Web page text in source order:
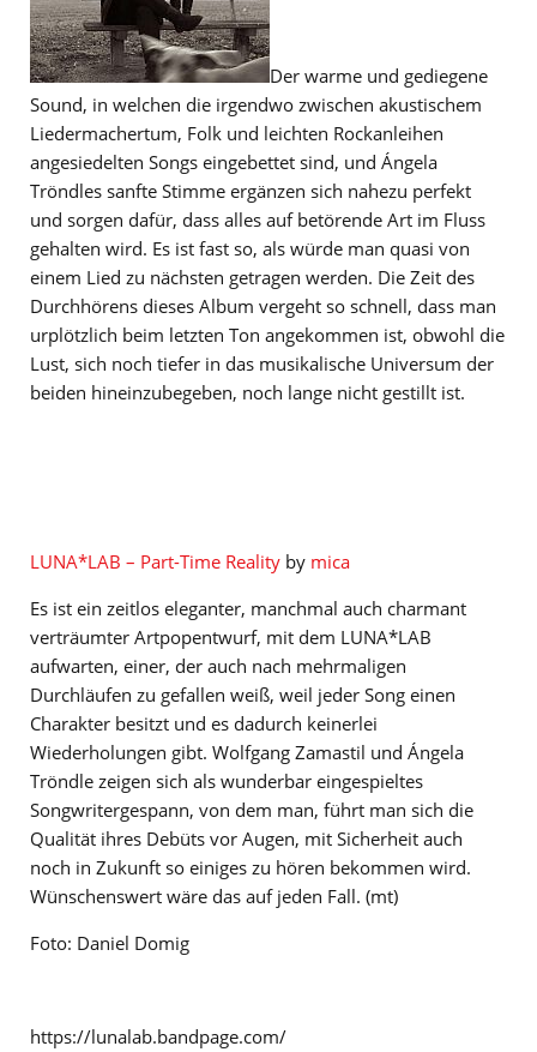
Der warme und gediegene
Sound, in welchen die irgendwo zwischen akustischem
Liedermachertum, Folk und leichten Rockanleihen
angesiedelten Songs eingebettet sind, und Ángela
Tröndles sanfte Stimme ergänzen sich nahezu perfekt
und sorgen dafür, dass alles auf betörende Art im Fluss
gehalten wird. Es ist fast so, als würde man quasi von
einem Lied zu nächsten getragen werden. Die Zeit des
Durchhörens dieses Album vergeht so schnell, dass man
urplötzlich beim letzten Ton angekommen ist, obwohl die
Lust, sich noch tiefer in das musikalische Universum der
beiden hineinzubegeben, noch lange nicht gestillt ist.
LUNA*LAB – Part-Time Reality by mica
Es ist ein zeitlos eleganter, manchmal auch charmant
verträumter Artpopentwurf, mit dem LUNA*LAB
aufwarten, einer, der auch nach mehrmaligen
Durchläufen zu gefallen weiß, weil jeder Song einen
Charakter besitzt und es dadurch keinerlei
Wiederholungen gibt. Wolfgang Zamastil und Ángela
Tröndle zeigen sich als wunderbar eingespieltes
Songwritergespann, von dem man, führt man sich die
Qualität ihres Debüts vor Augen, mit Sicherheit auch
noch in Zukunft so einiges zu hören bekommen wird.
Wünschenswert wäre das auf jeden Fall. (mt)
Foto: Daniel Domig
https://lunalab.bandpage.com/